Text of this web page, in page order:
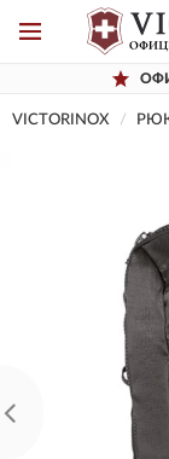
VICTORINOX